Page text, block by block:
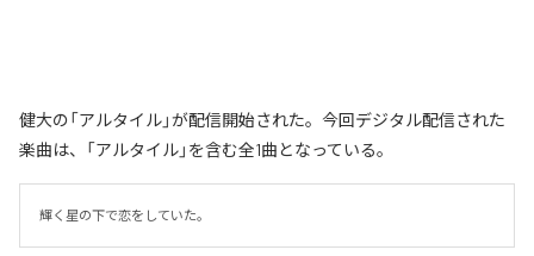
健大の「アルタイル」が配信開始された。今回デジタル配信された
楽曲は、「アルタイル」を含む全1曲となっている。
輝く星の下で恋をしていた。